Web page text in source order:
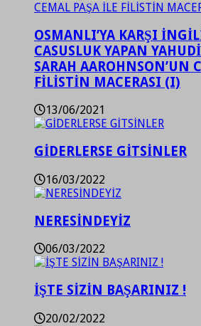
OSMANLI’YA KARŞI
CASUSLUK YAPAN
SARAH AAROHNSON’UN
FİLİSTİN MACERASI (I)
13/06/2021
GİDERLERSE GİTSİNLER
16/03/2022
NERESİNDEYİZ
06/03/2022
İŞTE SİZİN BAŞARINIZ !
20/02/2022